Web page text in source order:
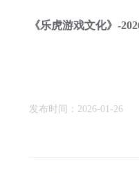
《乐虎游戏文化》-
发布时间：2026-01-26